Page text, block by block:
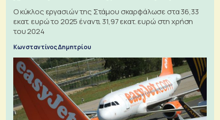
Ο κύκλος εργασιών της Στάμου σκαρφάλωσε στα 36,33
εκατ. ευρώ το 2025 έναντι 31,97 εκατ. ευρώ στη χρήση
του 2024
Κωνσταντίνος Δημητρίου